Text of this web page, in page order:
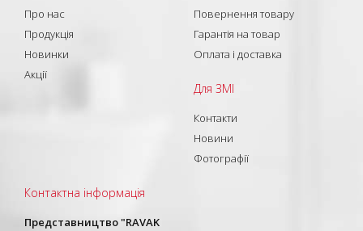
Про нас
Продукція
Новинки
Акції
Повернення товару
Гарантія на товар
Оплата і доставка
Для ЗМІ
Контакти
Новини
Фотографії
Контактна інформація
Представництво "RAVAK